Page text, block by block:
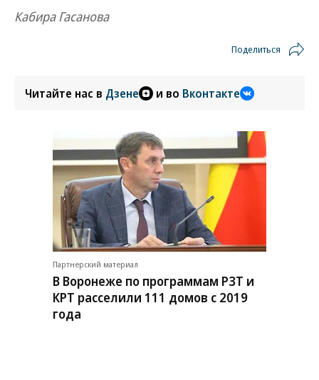
Кабира Гасанова
Поделиться
Читайте нас в Дзене и во Вконтакте
Партнерский материал
В Воронеже по программам РЗТ и
КРТ расселили 111 домов с 2019
года